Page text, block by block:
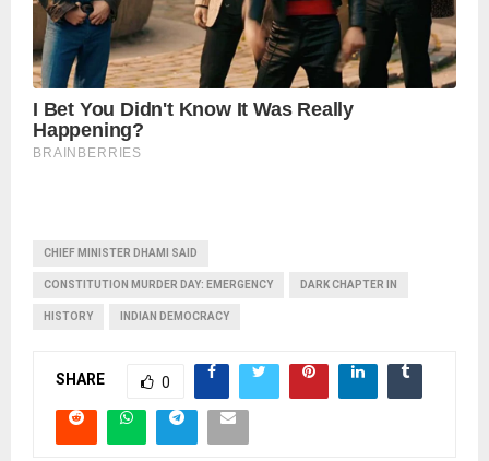
CHIEF MINISTER DHAMI SAID
CONSTITUTION MURDER DAY: EMERGENCY DARK CHAPTER IN
HISTORY INDIAN DEMOCRACY
SHARE 0